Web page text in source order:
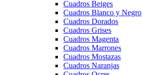
Cuadros Beiges
Cuadros Blanco y Negro
Cuadros Dorados
Cuadros Grises
Cuadros Magenta
Cuadros Marrones
Cuadros Mostazas
Cuadros Naranjas